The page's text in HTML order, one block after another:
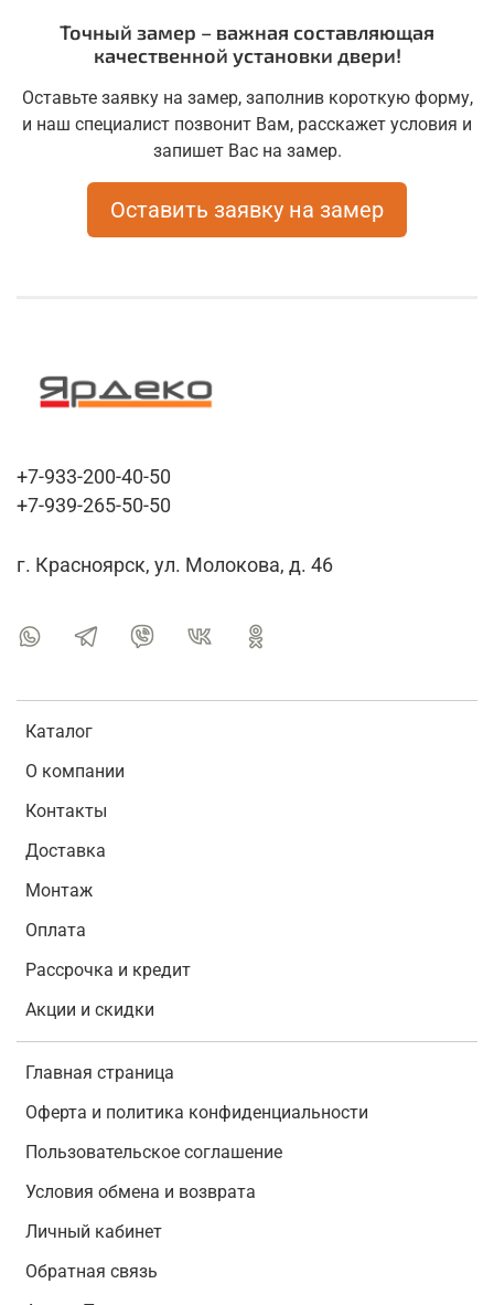
Точный замер – важная составляющая
качественной установки двери!
Оставьте заявку на замер, заполнив короткую форму,
и наш специалист позвонит Вам, расскажет условия и
запишет Вас на замер.
Оставить заявку на замер
Каталог
О компании
Контакты
Доставка
Монтаж
Оплата
Рассрочка и кредит
Акции и скидки
Главная страница
Оферта и политика конфиденциальности
Пользовательское соглашение
Условия обмена и возврата
Личный кабинет
Обратная связь
+7-933-200-40-50
+7-939-265-50-50
г. Красноярск, ул. Молокова, д. 46